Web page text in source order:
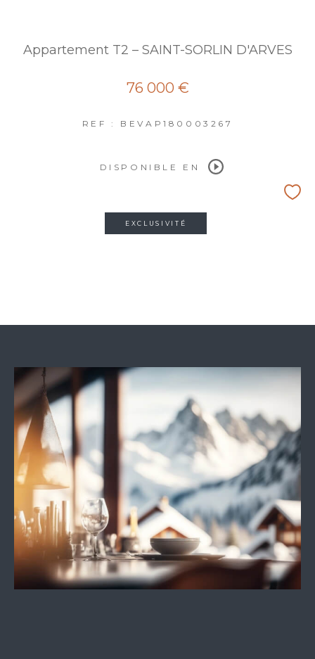
Appartement T2 – SAINT-SORLIN D'ARVES
76 000 €
REF : BEVAP180003267
DISPONIBLE EN
EXCLUSIVITÉ